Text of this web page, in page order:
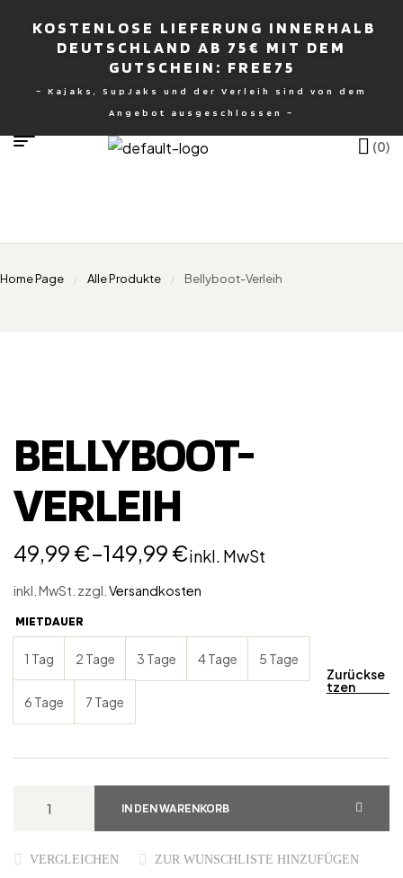
KOSTENLOSE LIEFERUNG INNERHALB
DEUTSCHLAND AB 75€ MIT DEM
GUTSCHEIN: FREE75
– Kajaks, SupJaks und der Verleih sind von dem
Angebot ausgeschlossen –
(0)
Home Page / Alle Produkte / Bellyboot-Verleih
BELLYBOOT-
VERLEIH
49,99 €–149,99 €inkl. MwSt
inkl. MwSt. zzgl. Versandkosten
MIETDAUER
1 Tag 2 Tage 3 Tage 4 Tage 5 Tage
6 Tage 7 Tage
Zurückse
tzen
IN DEN WARENKORB
VERGLEICHEN ZUR WUNSCHLISTE HINZUFÜGEN